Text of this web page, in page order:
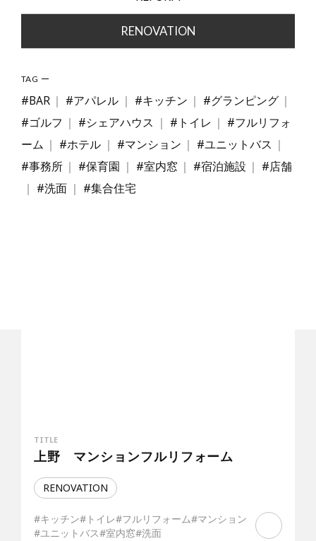
RENOVATION
TAG
#BAR #アパレル #キッチン
#グランピング
#ゴルフ
#シェアハウス #トイレ
#フルリフォ
ーム
#ホテル #マンション
#ユニットバス
#事務所
#保育園 #室内窓 #宿泊施設
#店舗
#洗面
#集合住宅
TITLE
上野 マンションフルリフォーム
RENOVATION
#キッチン#トイレ#フルリフォーム#マンション
#ユニットバス#室内窓#洗面